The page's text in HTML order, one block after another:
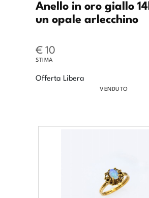
Anello in oro giallo
un opale arlecchino
€ 10
STIMA
Offerta Libera
VENDUTO